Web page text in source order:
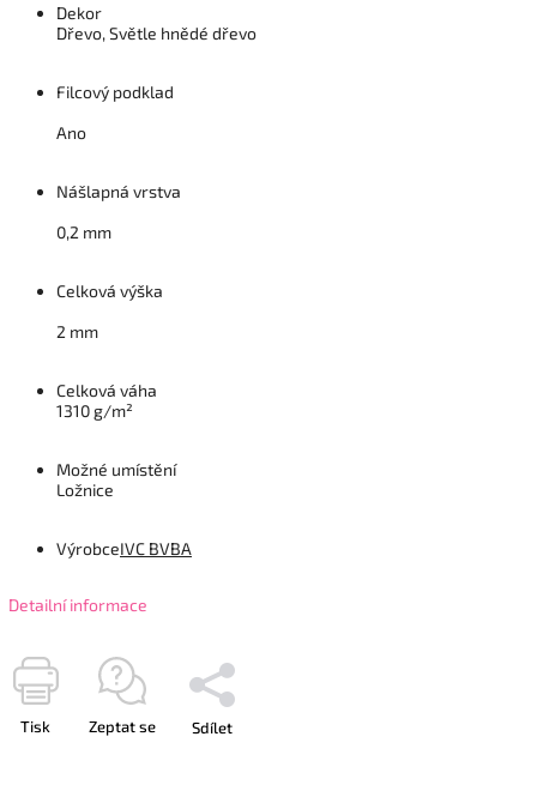
Dekor
Dřevo, Světle hnědé dřevo
Filcový podklad
Ano
Nášlapná vrstva
0,2 mm
Celková výška
2 mm
Celková váha
1310 g/m²
Možné umístění
Ložnice
VýrobceIVC BVBA
Detailní informace
Tisk Zeptat se Sdílet